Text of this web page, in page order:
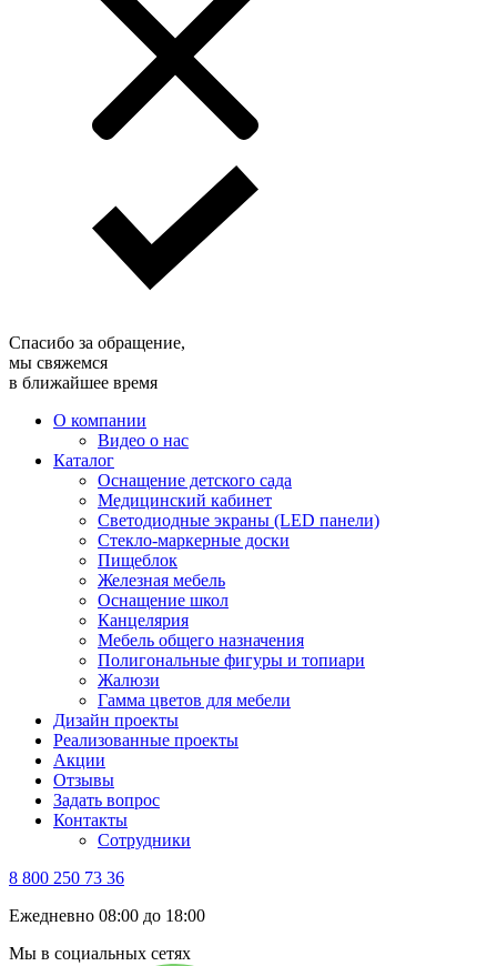
Спасибо за обращение,
мы свяжемся
в ближайшее время
О компании
Видео о нас
Каталог
Оснащение детского сада
Медицинский кабинет
Светодиодные экраны (LED панели)
Стекло-маркерные доски
Пищеблок
Железная мебель
Оснащение школ
Канцелярия
Мебель общего назначения
Полигональные фигуры и топиари
Жалюзи
Гамма цветов для мебели
Дизайн проекты
Реализованные проекты
Акции
Отзывы
Задать вопрос
Контакты
Сотрудники
8 800 250 73 36
Ежедневно 08:00 до 18:00
Мы в социальных сетях